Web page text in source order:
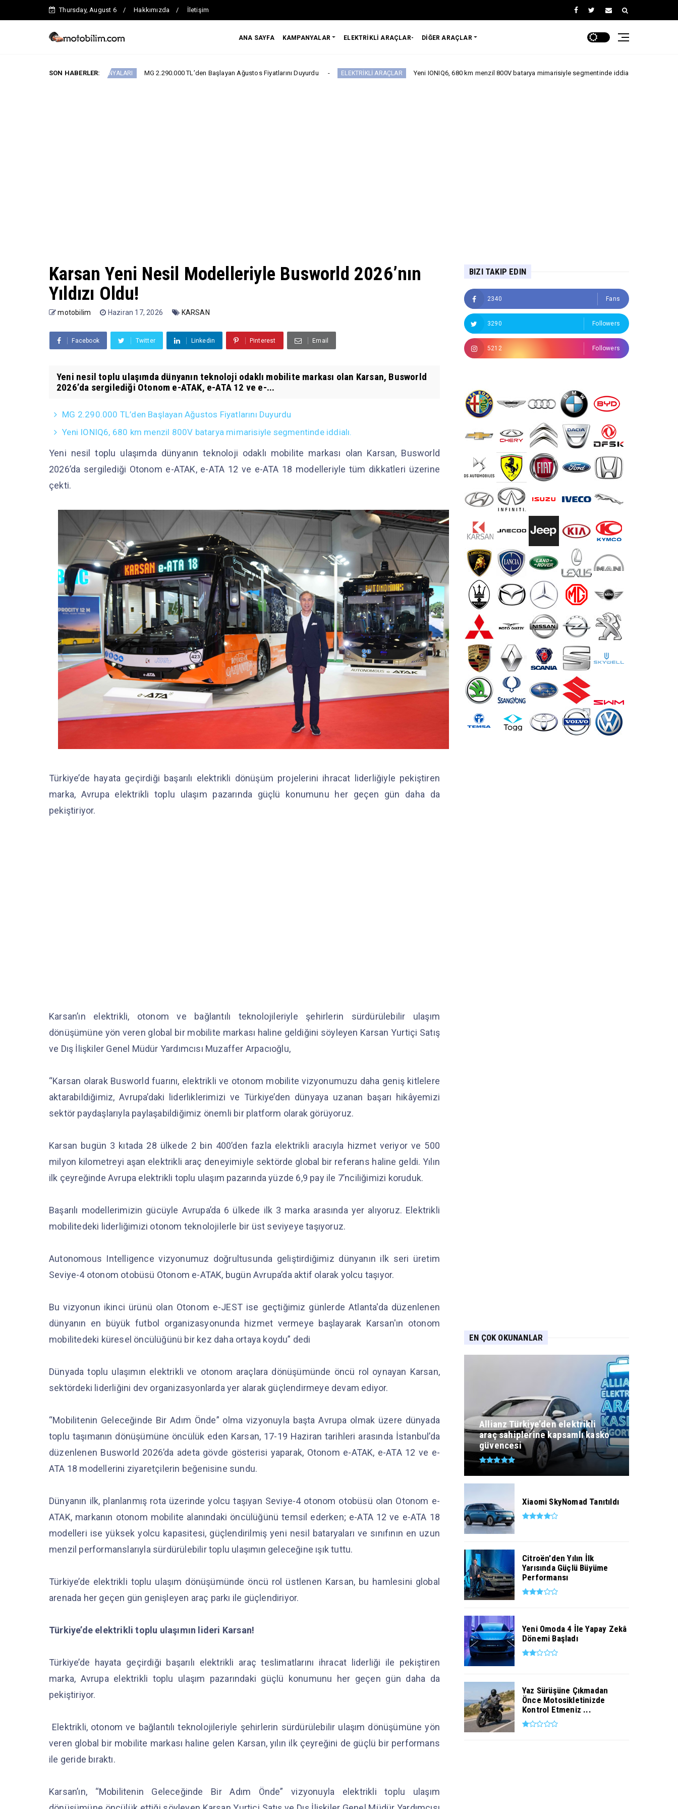
Thursday, August 6 Hakkımızda İletişim
ANA SAYFA KAMPANYALAR ELEKTRİKLİ ARAÇLAR- DİĞER ARAÇLAR
SON HABERLER:
ARABA KAMPANYALARI MG 2.290.000 TL’den Başlayan Ağustos Fiyatlarını Duyurdu ELEKTRİKLİ ARAÇLAR Yeni IONIQ6, 680 km menzil 800V batarya mimarisiyle segmentinde iddialı. Jaecoo
Karsan Yeni Nesil Modelleriyle Busworld 2026’nın
Yıldızı Oldu!
motobilim Haziran 17, 2026 KARSAN
Facebook Twitter Linkedin Pinterest Email
Yeni nesil toplu ulaşımda dünyanın teknoloji odaklı mobilite markası olan Karsan, Busworld
2026’da sergilediği Otonom e-ATAK, e-ATA 12 ve e-...
MG 2.290.000 TL’den Başlayan Ağustos Fiyatlarını Duyurdu
Yeni IONIQ6, 680 km menzil 800V batarya mimarisiyle segmentinde iddialı.
Yeni nesil toplu ulaşımda dünyanın teknoloji odaklı mobilite markası olan Karsan, Busworld
2026’da sergilediği Otonom e-ATAK, e-ATA 12 ve e-ATA 18 modelleriyle tüm dikkatleri üzerine
çekti.
Türkiye’de hayata geçirdiği başarılı elektrikli dönüşüm projelerini ihracat liderliğiyle pekiştiren
marka, Avrupa elektrikli toplu ulaşım pazarında güçlü konumunu her geçen gün daha da
pekiştiriyor.
Karsan’ın elektrikli, otonom ve bağlantılı teknolojileriyle şehirlerin sürdürülebilir ulaşım
dönüşümüne yön veren global bir mobilite markası haline geldiğini söyleyen Karsan Yurtiçi Satış
ve Dış İlişkiler Genel Müdür Yardımcısı Muzaffer Arpacıoğlu,
“Karsan olarak Busworld fuarını, elektrikli ve otonom mobilite vizyonumuzu daha geniş kitlelere
aktarabildiğimiz, Avrupa’daki liderliklerimizi ve Türkiye’den dünyaya uzanan başarı hikâyemizi
sektör paydaşlarıyla paylaşabildiğimiz önemli bir platform olarak görüyoruz.
Karsan bugün 3 kıtada 28 ülkede 2 bin 400’den fazla elektrikli aracıyla hizmet veriyor ve 500
milyon kilometreyi aşan elektrikli araç deneyimiyle sektörde global bir referans haline geldi. Yılın
ilk çeyreğinde Avrupa elektrikli toplu ulaşım pazarında yüzde 6,9 pay ile 7’nciliğimizi koruduk.
Başarılı modellerimizin gücüyle Avrupa’da 6 ülkede ilk 3 marka arasında yer alıyoruz. Elektrikli
mobilitedeki liderliğimizi otonom teknolojilerle bir üst seviyeye taşıyoruz.
Autonomous Intelligence vizyonumuz doğrultusunda geliştirdiğimiz dünyanın ilk seri üretim
Seviye-4 otonom otobüsü Otonom e-ATAK, bugün Avrupa’da aktif olarak yolcu taşıyor.
Bu vizyonun ikinci ürünü olan Otonom e-JEST ise geçtiğimiz günlerde Atlanta'da düzenlenen
dünyanın en büyük futbol organizasyonunda hizmet vermeye başlayarak Karsan'ın otonom
mobilitedeki küresel öncülüğünü bir kez daha ortaya koydu” dedi
Dünyada toplu ulaşımın elektrikli ve otonom araçlara dönüşümünde öncü rol oynayan Karsan,
sektördeki liderliğini dev organizasyonlarda yer alarak güçlendirmeye devam ediyor.
“Mobilitenin Geleceğinde Bir Adım Önde” olma vizyonuyla başta Avrupa olmak üzere dünyada
toplu taşımanın dönüşümüne öncülük eden Karsan, 17-19 Haziran tarihleri arasında İstanbul’da
düzenlenen Busworld 2026’da adeta gövde gösterisi yaparak, Otonom e-ATAK, e-ATA 12 ve e-
ATA 18 modellerini ziyaretçilerin beğenisine sundu.
Dünyanın ilk, planlanmış rota üzerinde yolcu taşıyan Seviye-4 otonom otobüsü olan Otonom e-
ATAK, markanın otonom mobilite alanındaki öncülüğünü temsil ederken; e-ATA 12 ve e-ATA 18
modelleri ise yüksek yolcu kapasitesi, güçlendirilmiş yeni nesil bataryaları ve sınıfının en uzun
menzil performanslarıyla sürdürülebilir toplu ulaşımın geleceğine ışık tuttu.
Türkiye’de elektrikli toplu ulaşım dönüşümünde öncü rol üstlenen Karsan, bu hamlesini global
arenada her geçen gün genişleyen araç parkı ile güçlendiriyor.
Türkiye’de elektrikli toplu ulaşımın lideri Karsan!
Türkiye’de hayata geçirdiği başarılı elektrikli araç teslimatlarını ihracat liderliği ile pekiştiren
marka, Avrupa elektrikli toplu ulaşım pazarındaki güçlü konumunu her geçen gün daha da
pekiştiriyor.
Elektrikli, otonom ve bağlantılı teknolojileriyle şehirlerin sürdürülebilir ulaşım dönüşümüne yön
veren global bir mobilite markası haline gelen Karsan, yılın ilk çeyreğini de güçlü bir performans
ile geride bıraktı.
Karsan’ın, “Mobilitenin Geleceğinde Bir Adım Önde” vizyonuyla elektrikli toplu ulaşım
BIZI TAKIP EDIN
2340 Fans
3290 Followers
5212 Followers
EN ÇOK OKUNANLAR
Allianz Türkiye’den elektrikli
araç sahiplerine kapsamlı kasko
güvencesi
Xiaomi SkyNomad Tanıtıldı
Citroën'den Yılın İlk
Yarısında Güçlü Büyüme
Performansı
Yeni Omoda 4 İle Yapay Zekâ
Dönemi Başladı
Yaz Sürüşüne Çıkmadan
Önce Motosikletinizde
Kontrol Etmeniz ...